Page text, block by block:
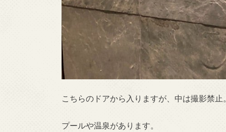
こちらのドアから入りますが、中は撮影禁止
プールや温泉があります。